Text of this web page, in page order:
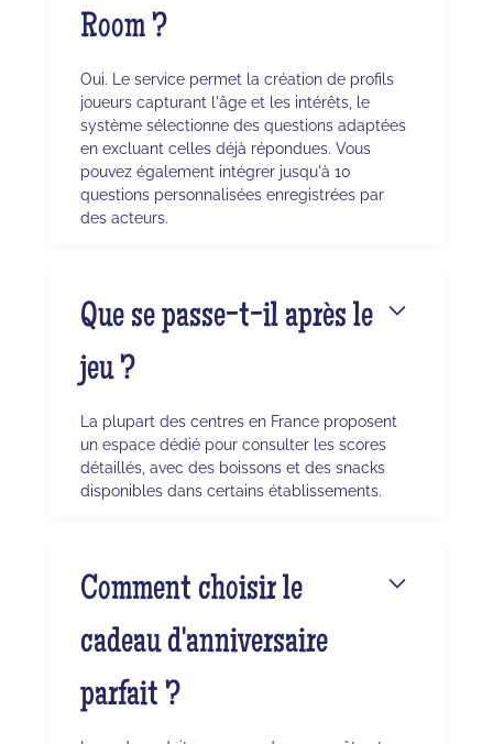
Room ?
Oui. Le service permet la création de profils
joueurs capturant l'âge et les intérêts, le
système sélectionne des questions adaptées
en excluant celles déjà répondues. Vous
pouvez également intégrer jusqu'à 10
questions personnalisées enregistrées par
des acteurs.
Que se passe-t-il après le
jeu ?
La plupart des centres en France proposent
un espace dédié pour consulter les scores
détaillés, avec des boissons et des snacks
disponibles dans certains établissements.
Comment choisir le
cadeau d'anniversaire
parfait ?